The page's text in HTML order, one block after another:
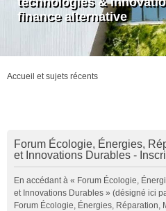
finance alternative
Accueil et sujets récents
Forum Écologie, Énergies,
et Innovations Durables -
En accédant à « Forum Écologie,
et Innovations Durables » (désigné ici
Forum Écologie, Énergies, Réparation,